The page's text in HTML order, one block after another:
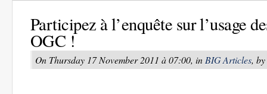
Participez à l’enquête sur l’usage
OGC !
On Thursday 17 November 2011 à 07:00, inBIG Articles,